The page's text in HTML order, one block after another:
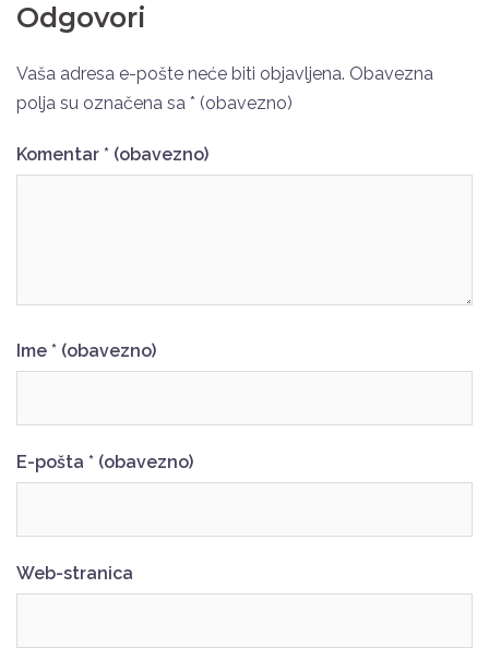
Odgovori
Vaša adresa e-pošte neće biti objavljena. Obavezna
polja su označena sa * (obavezno)
Komentar * (obavezno)
Ime * (obavezno)
E-pošta * (obavezno)
Web-stranica